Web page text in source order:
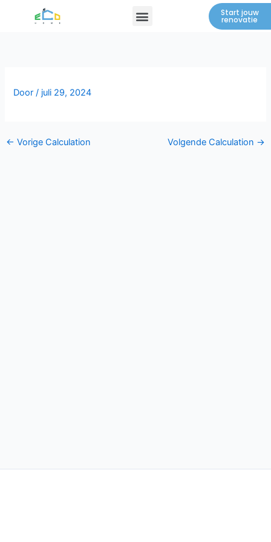
Menu Start jouw
renovatie
Door/ juli 29, 2024
← Vorige Calculation Volgende Calculation →